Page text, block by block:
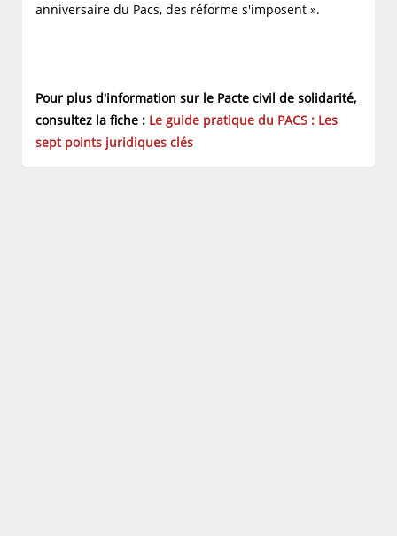
anniversaire du Pacs, des réforme s'imposent ».
Pour plus d'information sur le Pacte civil de solidarité,
consultez la fiche : Le guide pratique du PACS : Les
sept points juridiques clés